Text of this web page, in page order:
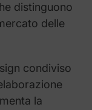
distinguono
delle
condiviso
la